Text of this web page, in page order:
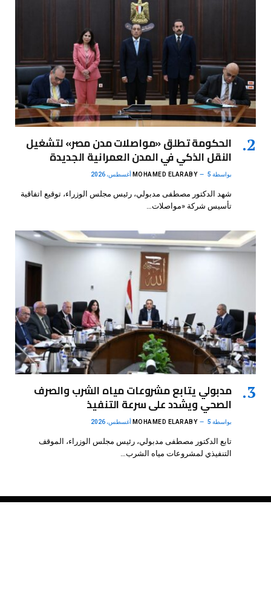
الحكومة تطلق «مواصلات مدن مصر» لتشغيل
النقل الذكي في المدن العمرانية الجديدة
بواسطة MOHAMED ELARABY 5 أغسطس، 2026
شهد الدكتور مصطفى مدبولي، رئيس مجلس الوزراء، توقيع اتفاقية
تأسيس شركة «مواصلات…
مدبولي يتابع مشروعات مياه الشرب والصرف
الصحي ويشدد على سرعة التنفيذ
بواسطة MOHAMED ELARABY 5 أغسطس، 2026
تابع الدكتور مصطفى مدبولي، رئيس مجلس الوزراء، الموقف
التنفيذي لمشروعات مياه الشرب…